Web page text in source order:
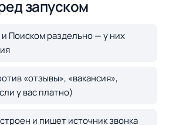
запуском
Поиском раздельно — у них
«отзывы», «вакансия»,
у вас платно)
и пишет источник звонка